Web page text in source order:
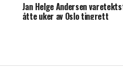
Jan Helge Andersen
åtte uker av Oslo tingrett